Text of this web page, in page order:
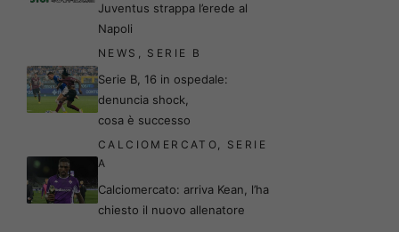
Juventus strappa l’erede al
Napoli
NEWS , SERIE B
Serie B, 16 in ospedale:
denuncia shock,
cosa è successo
CALCIOMERCATO, SERIE
A
Calciomercato: arriva Kean, l’ha
chiesto il nuovo allenatore